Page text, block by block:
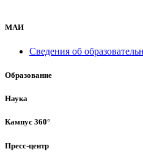
МАИ
Сведения об
Образование
Наука
Кампус 360°
Пресс-центр